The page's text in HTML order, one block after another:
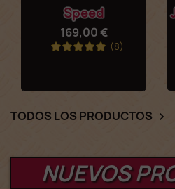
Speed
169,00 €
(8)
TODOS LOS PRODUCTOS 
NUEVOS